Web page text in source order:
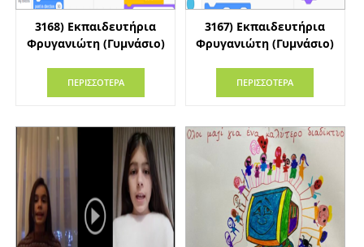
3168) Εκπαιδευτήρια
Φρυγανιώτη (Γυμνάσιο)
ΠΕΡΙΣΣΟΤΕΡΑ
3167) Εκπαιδευτήρια
Φρυγανιώτη (Γυμνάσιο)
ΠΕΡΙΣΣΟΤΕΡΑ